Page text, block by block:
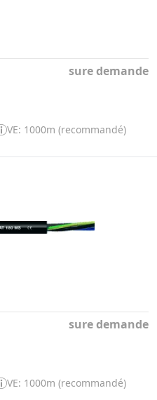
sure demande
VE: 1000m (recommandé)
sure demande
VE: 1000m (recommandé)